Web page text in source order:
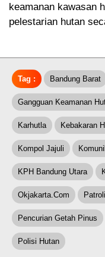
keamanan kawasan
pelestarian hutan
Tag : Bandung Barat
Gangguan Keamanan
Karhutla Kebakaran
Kompol Jajuli
KPH Bandung Utara
Okjakarta.com
Pencurian Getah Pinus
Polisi Hutan